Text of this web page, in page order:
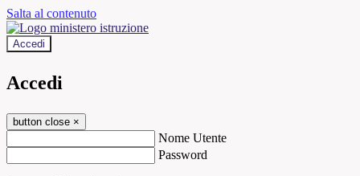
Salta al contenuto
Accedi
Accedi
button close ×
Nome Utente
Password